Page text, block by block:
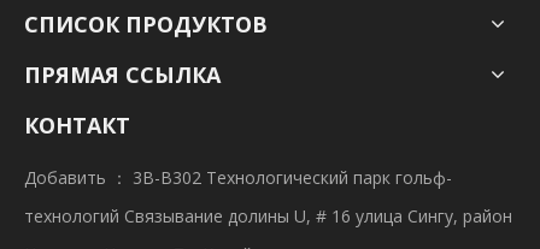
СПИСОК ПРОДУКТОВ
ПРЯМАЯ ССЫЛКА
КОНТАКТ
Добавить ： 3B-B302 Технологический парк гольф-
технологий Связывание долины U, # 16 улица Сингу, район